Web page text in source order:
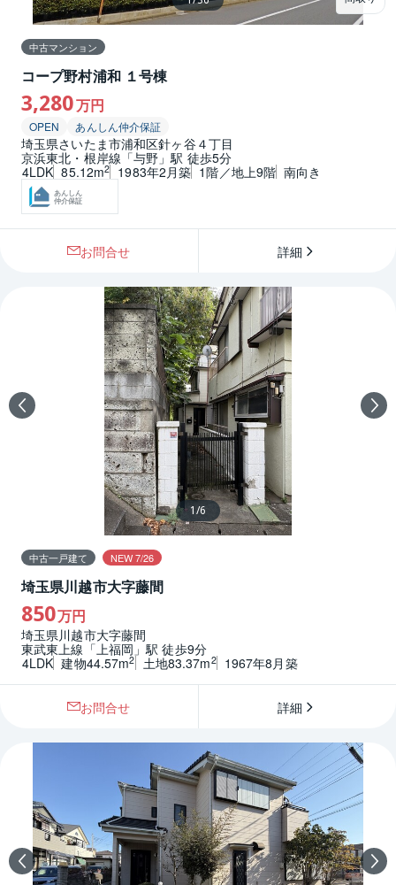
中古マンション
コープ野村浦和 １号棟
3,280万円
OPEN あんしん仲介保証
埼玉県さいたま市浦和区針ヶ谷４丁目
京浜東北・根岸線「与野」駅 徒歩5分
4LDK 85.12m2 1983年2月築 1階／地上9階 南向き
あんしん
仲介保証
お問合せ 詳細
1 /6
中古一戸建て NEW 7/26
埼玉県川越市大字藤間
850万円
埼玉県川越市大字藤間
東武東上線「上福岡」駅 徒歩9分
4LDK 建物44.57m2 土地83.37m2 1967年8月築
お問合せ 詳細